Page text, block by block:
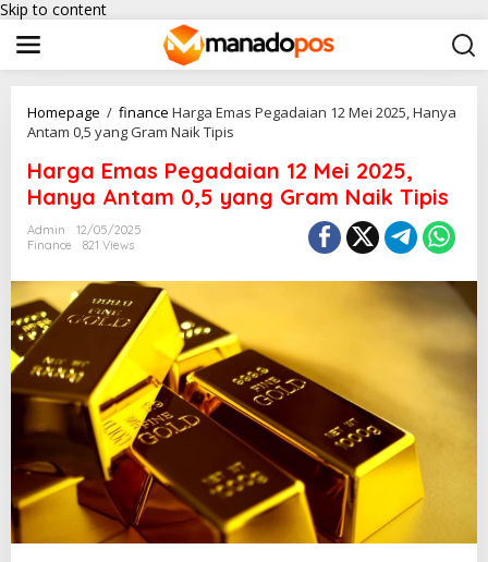
Skip to content
Homepage / finance Harga Emas Pegadaian 12 Mei 2025, Hanya
Antam 0,5 yang Gram Naik Tipis
Harga Emas Pegadaian 12 Mei 2025,
Hanya Antam 0,5 yang Gram Naik Tipis
Admin
12/05/2025
Finance
821 Views